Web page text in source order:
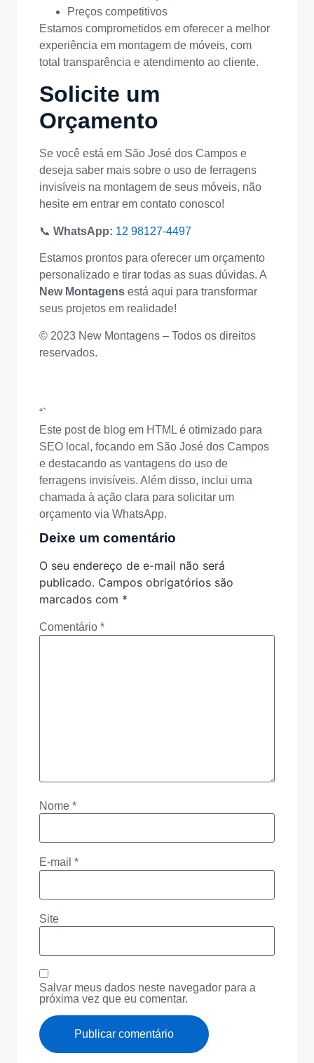
Preços competitivos
Estamos comprometidos em oferecer a melhor
experiência em montagem de móveis, com
total transparência e atendimento ao cliente.
Solicite um
Orçamento
Se você está em São José dos Campos e
deseja saber mais sobre o uso de ferragens
invisíveis na montagem de seus móveis, não
hesite em entrar em contato conosco!
📞 WhatsApp: 12 98127-4497
Estamos prontos para oferecer um orçamento
personalizado e tirar todas as suas dúvidas. A
New Montagens está aqui para transformar
seus projetos em realidade!
© 2023 New Montagens – Todos os direitos
reservados.
“`
Este post de blog em HTML é otimizado para
SEO local, focando em São José dos Campos
e destacando as vantagens do uso de
ferragens invisíveis. Além disso, inclui uma
chamada à ação clara para solicitar um
orçamento via WhatsApp.
Deixe um comentário
O seu endereço de e-mail não será
publicado. Campos obrigatórios são
marcados com *
Comentário *
Nome *
E-mail *
Site
Salvar meus dados neste navegador para a
próxima vez que eu comentar.